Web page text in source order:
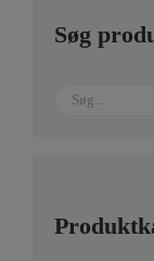
Søg